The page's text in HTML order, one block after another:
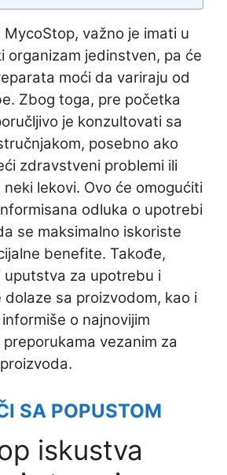
važno je imati u
organizam jedinstven, pa će
moći da variraju od
Zbog toga, pre početka
je konzultovati sa
posebno ako
zdravstveni problemi ili
lekovi. Ovo će omogućiti
odluka o upotrebi
se maksimalno iskoriste
benefite. Takođe,
uputstva za upotrebu i
dolaze sa proizvodom, kao i
o najnovijim
vezanim za
SA POPUSTOM
iskustva